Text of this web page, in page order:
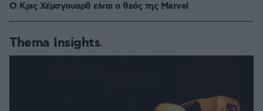
Ο Κρις Χέμσγουορθ είναι ο θεός της Marvel
Thema Insights